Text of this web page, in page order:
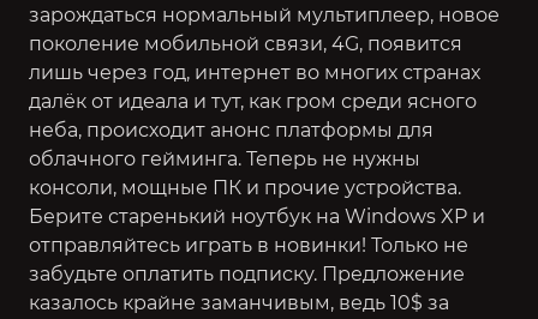
зарождаться нормальный мультиплеер, новое
поколение мобильной связи, 4G, появится
лишь через год, интернет во многих странах
далёк от идеала и тут, как гром среди ясного
неба, происходит анонс платформы для
облачного гейминга. Теперь не нужны
консоли, мощные ПК и прочие устройства.
Берите старенький ноутбук на Windows XP и
отправляйтесь играть в новинки! Только не
забудьте оплатить подписку. Предложение
казалось крайне заманчивым, ведь 10$ за